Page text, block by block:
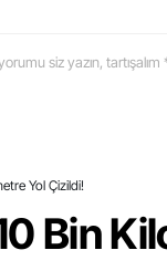
siz yazın, tartışalım
Yol Çizildi!
Bin